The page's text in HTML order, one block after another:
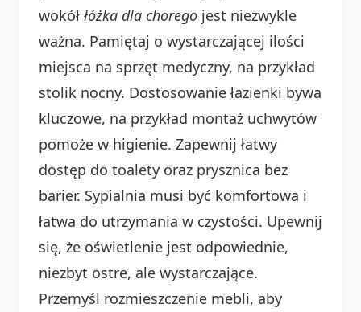
wokół łóżka dla chorego jest niezwykle
ważna. Pamiętaj o wystarczającej ilości
miejsca na sprzęt medyczny, na przykład
stolik nocny. Dostosowanie łazienki bywa
kluczowe, na przykład montaż uchwytów
pomoże w higienie. Zapewnij łatwy
dostęp do toalety oraz prysznica bez
barier. Sypialnia musi być komfortowa i
łatwa do utrzymania w czystości. Upewnij
się, że oświetlenie jest odpowiednie,
niezbyt ostre, ale wystarczające.
Przemyśl rozmieszczenie mebli, aby